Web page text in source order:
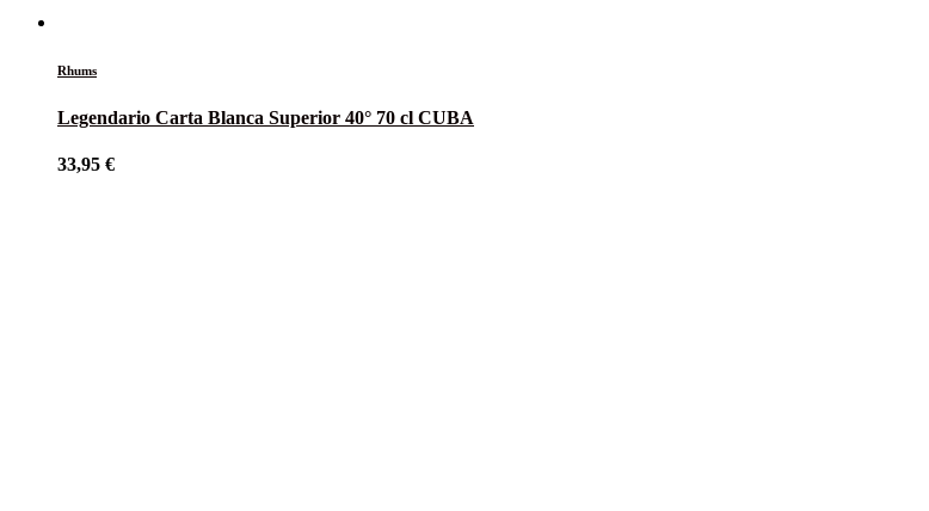
Rhums
Legendario Carta Blanca Superior 40° 70 cl CUBA
33,95 €